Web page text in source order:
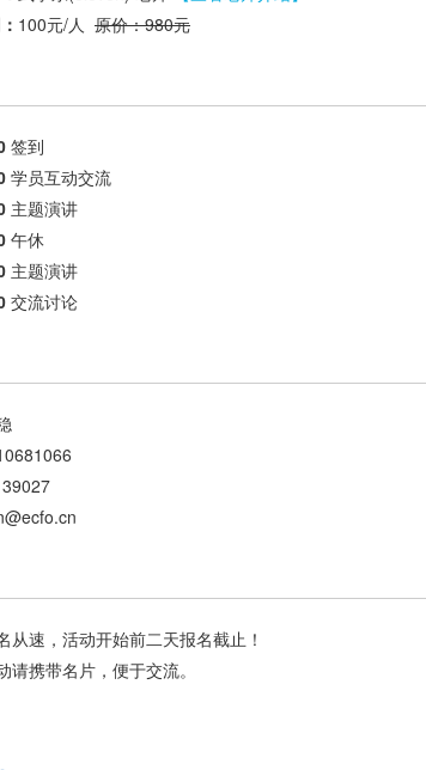
100元/人 原价：980元
签到
学员互动交流
主题演讲
午休
主题演讲
交流讨论
从速，活动开始前二天报名截止！
请携带名片，便于交流。